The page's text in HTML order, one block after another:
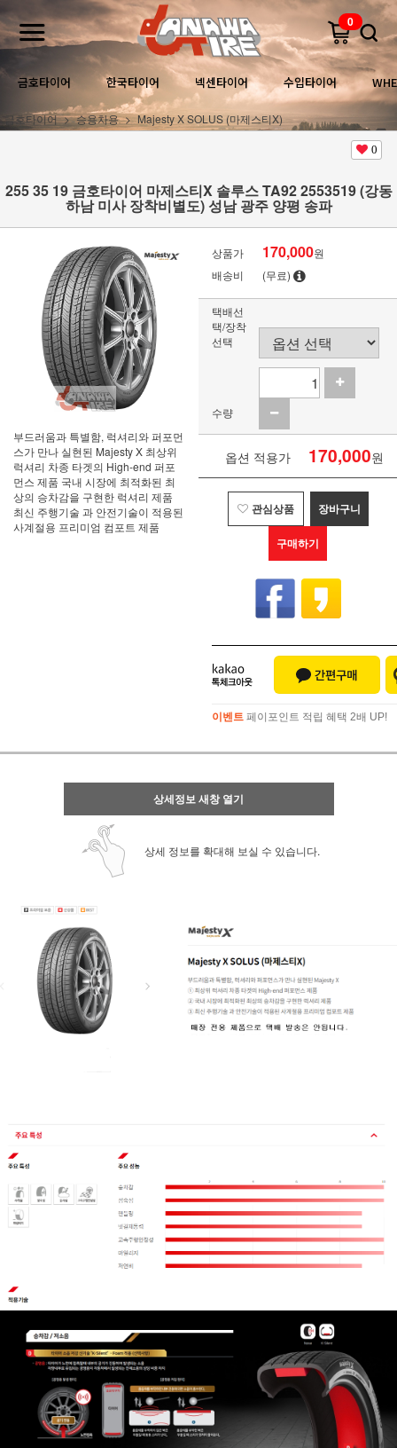
0
금호타이어 한국타이어 넥센타이어 수입타이어
금호타이어 승용차용 Majesty X SOLUS (마제스티X)
0
255 35 19 금호타이어 마제스티X 솔루스 TA92 2553519 (강동
하남 미사 장착비별도) 성남 광주 양평 송파
부드러움과 특별함, 럭셔리와 퍼포먼
스가 만나 실현된 Majesty X 최상위
럭셔리 차종 타겟의 High-end 퍼포
먼스 제품 국내 시장에 최적화된 최
상의 승차감을 구현한 럭셔리 제품
최신 주행기술 과 안전기술이 적용된
사계절용 프리미엄 컴포트 제품
상품가 170,000원
배송비
(무료)
택배선
택/장착
선택
수량
옵션 적용가 170,000원
관심상품 장바구니
구매하기
이벤트 페이포인트 적립 혜택 2배 UP!
상세정보 새창 열기
상세 정보를 확대해 보실 수 있습니다.